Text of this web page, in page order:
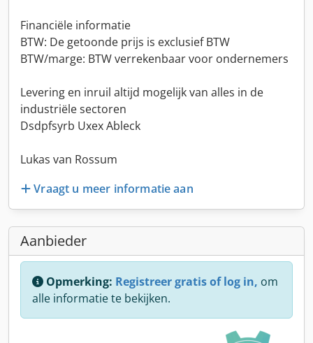
Financiële informatie
BTW: De getoonde prijs is exclusief BTW
BTW/marge: BTW verrekenbaar voor ondernemers
Levering en inruil altijd mogelijk van alles in de
industriële sectoren
Dsdpfsyrb Uxex Ableck
Lukas van Rossum
Vraagt u meer informatie aan
Aanbieder
Opmerking: Registreer gratis of log in, om
alle informatie te bekijken.